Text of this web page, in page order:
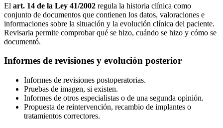
El art. 14 de la Ley 41/2002 regula la historia clínica como
conjunto de documentos que contienen los datos, valoraciones e
informaciones sobre la situación y la evolución clínica del paciente.
Revisarla permite comprobar qué se hizo, cuándo se hizo y cómo se
documentó.
Informes de revisiones y evolución posterior
Informes de revisiones postoperatorias.
Pruebas de imagen, si existen.
Informes de otros especialistas o de una segunda opinión.
Propuesta de reintervención, recambio de implantes o
tratamientos correctores.